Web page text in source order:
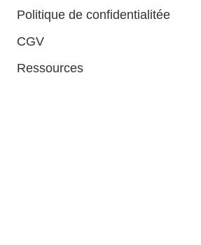
Politique de confidentialitée
CGV
Ressources